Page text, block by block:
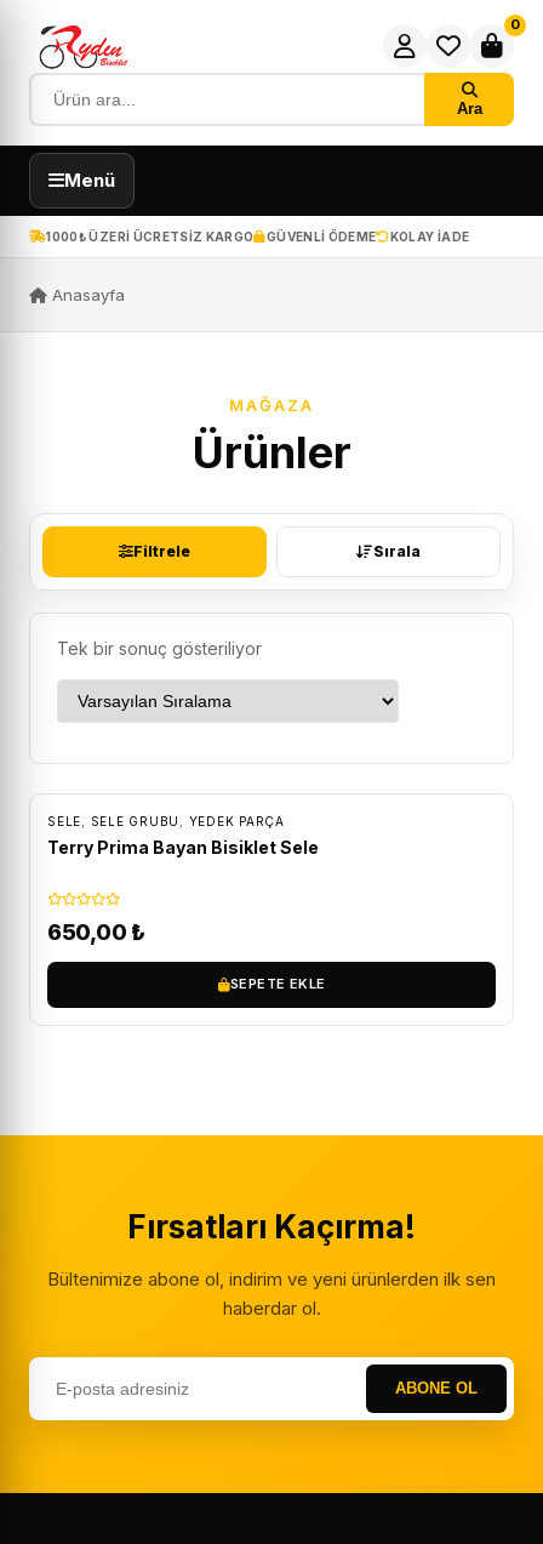
Ara
0
Menü
1000₺ ÜZERI ÜCRETSIZ KARGO GÜVENLI ÖDEME KOLAY IADE
Anasayfa
MAĞAZA
Ürünler
Filtrele Sırala
Tek bir sonuç gösteriliyor
SELE SELE GRUBU YEDEK PARÇA
Terry Prima Bayan Bisiklet Sele
650,00 ₺
SEPETE EKLE
Fırsatları Kaçırma!
Bültenimize abone ol, indirim ve yeni ürünlerden ilk sen
haberdar ol.
ABONE OL